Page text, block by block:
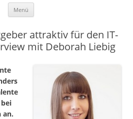
Menü
attraktiv für den IT-
mit Deborah Liebig
an.